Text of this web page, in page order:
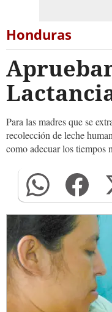
Honduras
Para las madres que se
recolección de leche
como adecuar los tiempos